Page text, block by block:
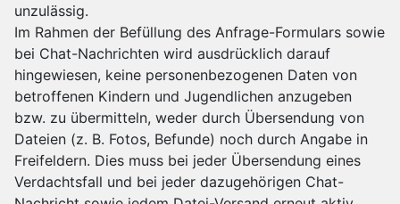
unzulässig.
Im Rahmen der Befüllung des Anfrage-Formulars sowie
bei Chat-Nachrichten wird ausdrücklich darauf
hingewiesen, keine personenbezogenen Daten von
betroffenen Kindern und Jugendlichen anzugeben
bzw. zu übermitteln, weder durch Übersendung von
Dateien (z. B. Fotos, Befunde) noch durch Angabe in
Freifeldern. Dies muss bei jeder Übersendung eines
Verdachtsfall und bei jeder dazugehörigen Chat-